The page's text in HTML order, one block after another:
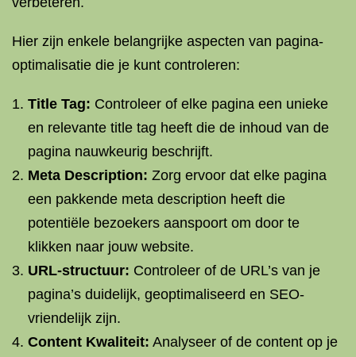
Hier zijn enkele belangrijke aspecten van pagina-
optimalisatie die je kunt controleren:
Title Tag: Controleer of elke pagina een unieke
en relevante title tag heeft die de inhoud van de
pagina nauwkeurig beschrijft.
Meta Description: Zorg ervoor dat elke pagina
een pakkende meta description heeft die
potentiële bezoekers aanspoort om door te
klikken naar jouw website.
URL-structuur: Controleer of de URL’s van je
pagina’s duidelijk, geoptimaliseerd en SEO-
vriendelijk zijn.
Content Kwaliteit: Analyseer of de content op je